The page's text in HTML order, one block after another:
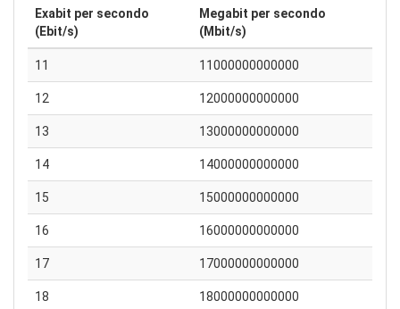
Exabit per secondo
(Ebit/s)
Megabit per secondo
(Mbit/s)
11 11000000000000
12 12000000000000
13 13000000000000
14 14000000000000
15 15000000000000
16 16000000000000
17 17000000000000
18 18000000000000